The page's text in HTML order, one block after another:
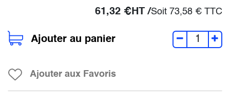
61,32 €HT /Soit 73,58 € TTC
Ajouter au panier
Ajouter aux Favoris